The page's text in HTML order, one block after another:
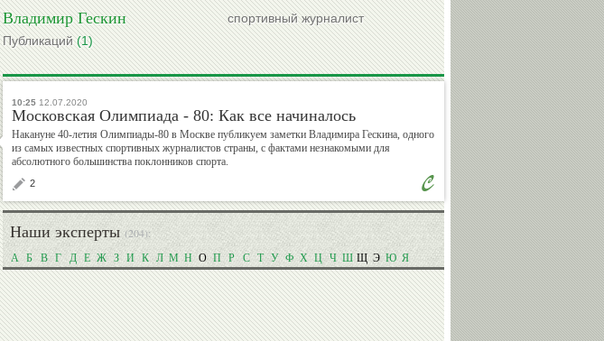
Вячеслав
Колосков
Виктор
Коноплев
Николай
Долгополов
Николай
Быканов
Валерий
Штейнбах
Михаил
Валерий
Рудольф
Незвецкий
Алексей
Власенко
Александр
Бармин
Александр
Катушев
Владимир Гескин
Публикаций(1)
спортивный журналист
10:25 12.07.2020
Московская Олимпиада - 80: Как все начиналось
Накануне 40-летия Олимпиады-80 в Москве публикуем заметки Владимира Гескина, одного
из самых известных спортивных журналистов страны, с фактами незнакомыми для
абсолютного большинства поклонников спорта.
2
Наши эксперты(204):
А Б В Г Д Е Ж З И К Л М Н О П Р С Т У Ф Х Ц Ч Ш Щ Э Ю Я